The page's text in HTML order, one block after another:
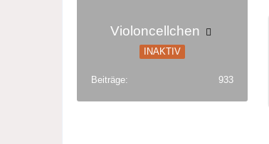
Violoncellchen
INAKTIV
Beiträge 933